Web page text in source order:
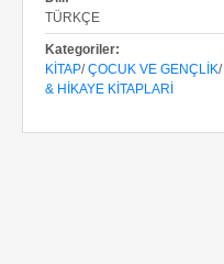
TÜRKÇE
Kategoriler:
KITAP/ÇOCUK VE GENÇLIK/
& HIKAYE KITAPLARI